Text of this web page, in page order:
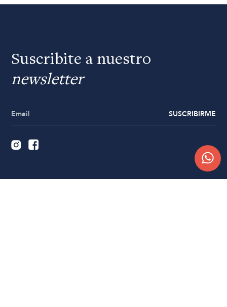
Suscribite a nuestro
newsletter
SUSCRIBIRME